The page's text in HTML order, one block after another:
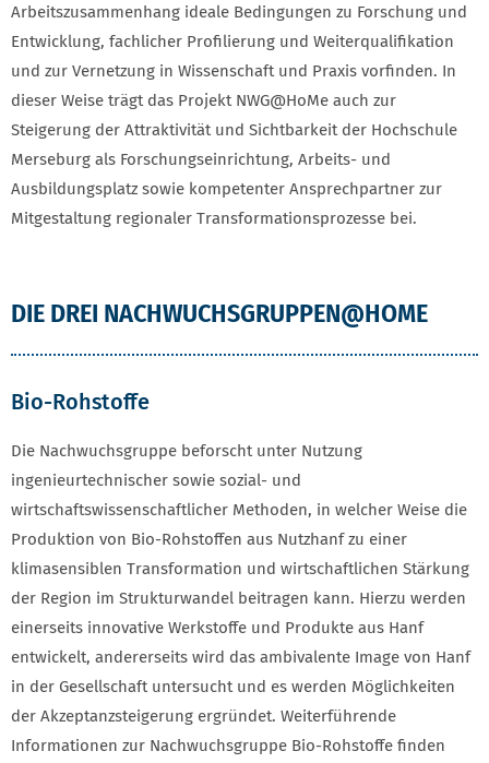
Arbeitszusammenhang ideale Bedingungen zu Forschung und
Entwicklung, fachlicher Profilierung und Weiterqualifikation
und zur Vernetzung in Wissenschaft und Praxis vorfinden. In
dieser Weise trägt das Projekt NWG@HoMe auch zur
Steigerung der Attraktivität und Sichtbarkeit der Hochschule
Merseburg als Forschungseinrichtung, Arbeits- und
Ausbildungsplatz sowie kompetenter Ansprechpartner zur
Mitgestaltung regionaler Transformationsprozesse bei.
DIE DREI NACHWUCHSGRUPPEN@HOME
Bio-Rohstoffe
Die Nachwuchsgruppe beforscht unter Nutzung
ingenieurtechnischer sowie sozial- und
wirtschaftswissenschaftlicher Methoden, in welcher Weise die
Produktion von Bio-Rohstoffen aus Nutzhanf zu einer
klimasensiblen Transformation und wirtschaftlichen Stärkung
der Region im Strukturwandel beitragen kann. Hierzu werden
einerseits innovative Werkstoffe und Produkte aus Hanf
entwickelt, andererseits wird das ambivalente Image von Hanf
in der Gesellschaft untersucht und es werden Möglichkeiten
der Akzeptanzsteigerung ergründet. Weiterführende
Informationen zur Nachwuchsgruppe Bio-Rohstoffe finden